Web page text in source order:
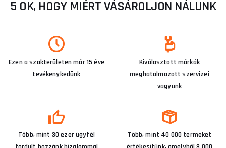
5 OK, HOGY MIÉRT VÁSÁROLJON NÁLUNK
Ezen a szakterületen már 15 éve
tevékenykedünk
Kiválasztott márkák
meghatalmazott szervizei
vagyunk
Több, mint 30 ezer ügyfél
Több, mint 40 000 terméket